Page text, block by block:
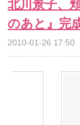
北川景子、
のあと』完
2010-01-26 17:50